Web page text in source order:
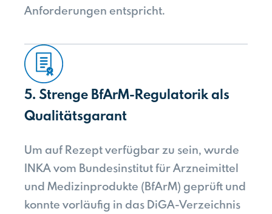
Anforderungen entspricht.
5. Strenge BfArM-Regulatorik als
Qualitätsgarant
Um auf Rezept verfügbar zu sein, wurde
INKA vom Bundesinstitut für Arzneimittel
und Medizinprodukte (BfArM) geprüft und
konnte vorläufig in das DiGA-Verzeichnis